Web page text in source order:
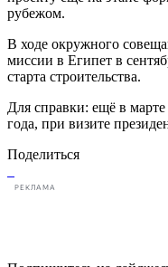
рубежом.
В ходе окружного
миссии в Египет в
старта строительства.
Для справки: ещё в
года, при визите
Поделиться
РЕКЛАМА